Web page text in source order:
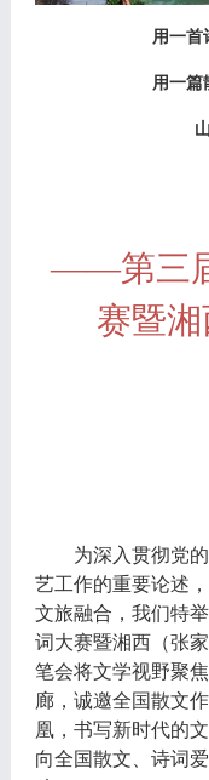
用一首
用一篇
——第三
赛暨湘
为深入贯彻党
艺工作的重要论述
文旅融合，我们特
词大赛暨湘西（张
笔会将文学视野聚
廊，诚邀全国散文
凰，书写新时代的
向全国散文、诗词